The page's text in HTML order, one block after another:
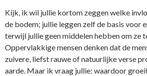
Kijk, ik wil jullie kortom zeggen welke
de bodem; jullie leggen zelf de basis voor
terwijl jullie geen middelen hebben om ze
Oppervlakkige mensen denken dat de
zuivere, liefst rauwe of natuurlijke verse
aarde. Maar ik vraag jullie: waardoor